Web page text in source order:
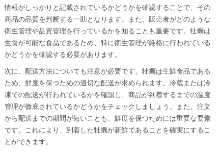
情報がしっかりと記載されているかどうかを確認することで、その
商品の品質を判断する一助となります。また、販売者がどのような
衛生管理や品質管理を行っているかを知ることも重要です。牡蠣は
生食が可能な食品であるため、特に衛生管理が厳格に行われている
かどうかを確認する必要があります。
次に、配送方法についても注意が必要です。牡蠣は生鮮食品である
ため、鮮度を保つための適切な配送が求められます。冷蔵または冷
凍での配送が行われているかを確認し、商品が到着するまでの温度
管理が徹底されているかどうかをチェックしましょう。また、注文
から配送までの期間が短いことも、鮮度を保つためには重要な要素
です。これにより、到着した牡蠣が新鮮であることを確実にするこ
とができます。